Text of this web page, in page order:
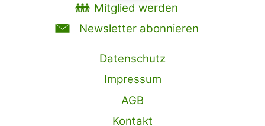
Mitglied werden
Newsletter abonnieren
Datenschutz
Impressum
AGB
Kontakt